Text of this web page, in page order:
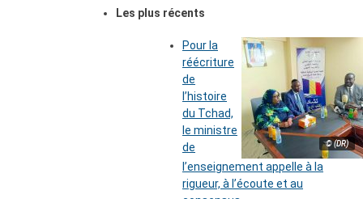
Les plus récents
© (DR)
Pour la
réécriture
de
l’histoire
du Tchad,
le ministre
de
l’enseignement appelle à la
rigueur, à l’écoute et au